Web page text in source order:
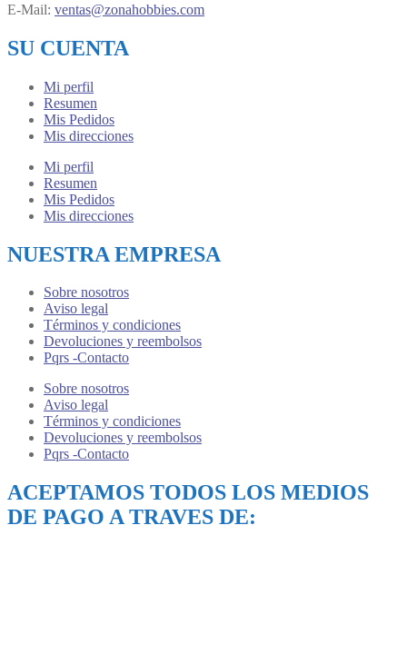
E-Mail: ventas@zonahobbies.com
SU CUENTA
Mi perfil
Resumen
Mis Pedidos
Mis direcciones
Mi perfil
Resumen
Mis Pedidos
Mis direcciones
NUESTRA EMPRESA
Sobre nosotros
Aviso legal
Términos y condiciones
Devoluciones y reembolsos
Pqrs -Contacto
Sobre nosotros
Aviso legal
Términos y condiciones
Devoluciones y reembolsos
Pqrs -Contacto
ACEPTAMOS TODOS LOS MEDIOS
DE PAGO A TRAVES DE: